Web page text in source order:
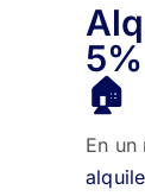
🏠
En